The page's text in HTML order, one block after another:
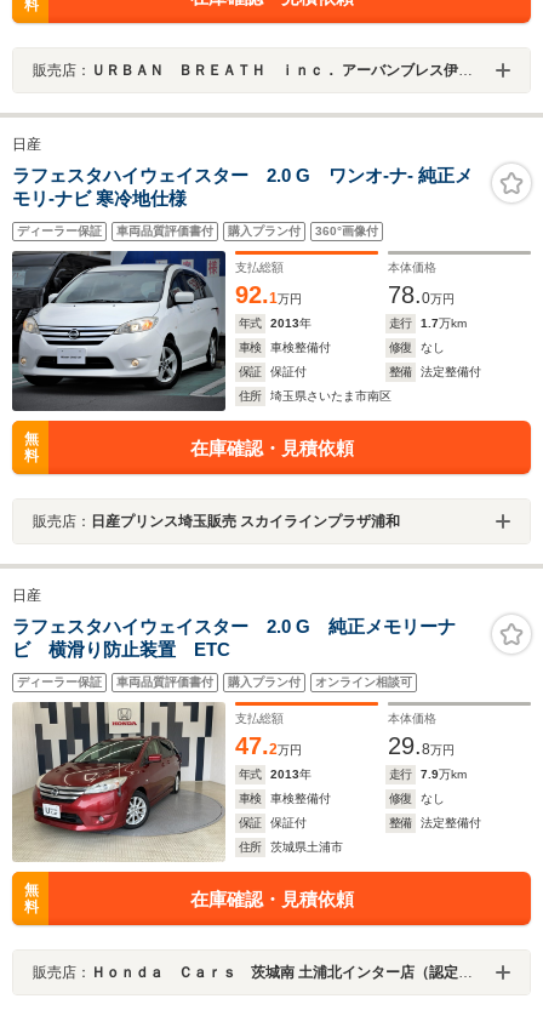
料
販売店： ＵＲＢＡＮ ＢＲＥＡＴＨ ｉｎｃ． アーバンブレス伊丹店
日産
ラフェスタハイウェイスター 2.0 G ワンオ-ナ- 純正メ
モリ-ナビ 寒冷地仕様
ディーラー保証 車両品質評価書付 購入プラン付 360°画像付
支払総額
92.1万円
本体価格
78.0万円
年式
2013年 走行 1.7万km
車検
車検整備付 修復
なし
保証
保証付 整備
法定整備付
住所
埼玉県さいたま市南区
無
料
在庫確認・見積依頼
販売店： 日産プリンス埼玉販売 スカイラインプラザ浦和
日産
ラフェスタハイウェイスター 2.0 G 純正メモリーナ
ビ 横滑り防止装置 ETC
ディーラー保証 車両品質評価書付 購入プラン付 オンライン相談可
支払総額
47.2万円
本体価格
29.8万円
年式
2013年 走行 7.9万km
車検
車検整備付 修復
なし
保証
保証付 整備
法定整備付
住所
茨城県土浦市
無
料
在庫確認・見積依頼
販売店： Ｈｏｎｄａ Ｃａｒｓ 茨城南 土浦北インター店（認定中古車取扱店）